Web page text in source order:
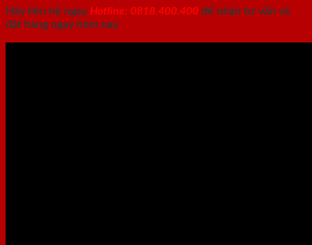
Hãy liên hệ ngay Hotline: 0818.400.400 để nhận tư vấn và
đặt hàng ngay hôm nay